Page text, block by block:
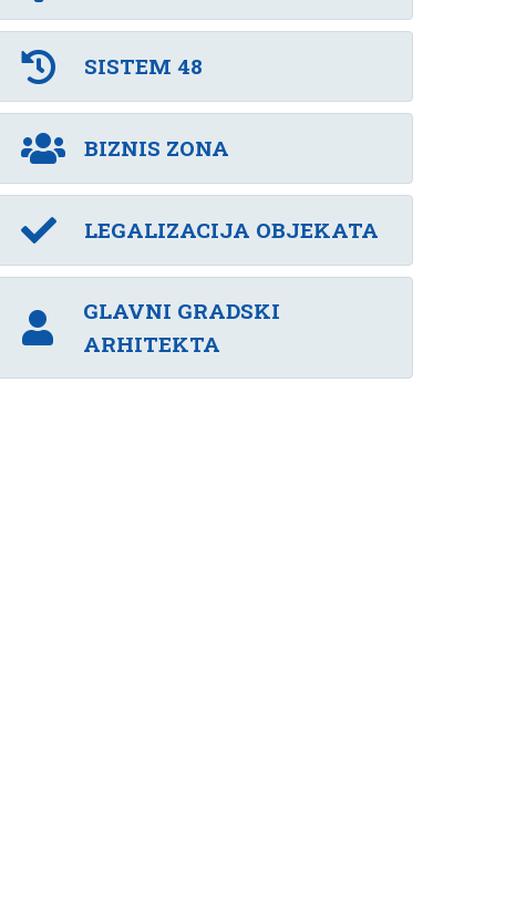
SISTEM 48
BIZNIS ZONA
LEGALIZACIJA OBJEKATA
GLAVNI GRADSKI
ARHITEKTA